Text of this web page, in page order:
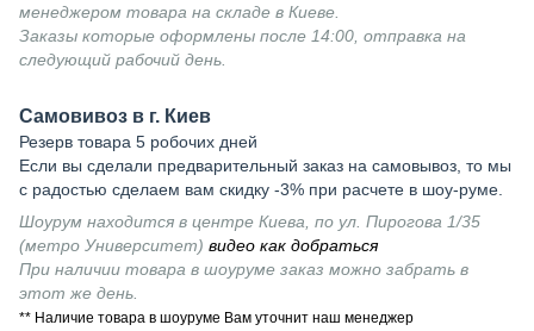
менеджером товара на складе в Киеве.
Заказы которые оформлены после 14:00, отправка на
следующий рабочий день.
Самовивоз в г. Киев
Резерв товара 5 робочих дней
Если вы сделали предварительный заказ на самовывоз, то мы
с радостью сделаем вам скидку -3% при расчете в шоу-руме.
Шоурум находится в центре Киева, по ул. Пирогова 1/35
(метро Университет) видео как добраться
При наличии товара в шоуруме заказ можно забрать в
этот же день.
** Наличие товара в шоуруме Вам уточнит наш менеджер